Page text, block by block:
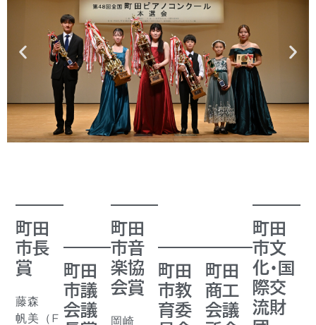
町田
市長
賞
藤森
帆美（F
町田
市議
会議
町田
市音
楽協
会賞
岡崎
町田
市教
育委
町田
商工
会議
町田
市文
化・国
際交
流財